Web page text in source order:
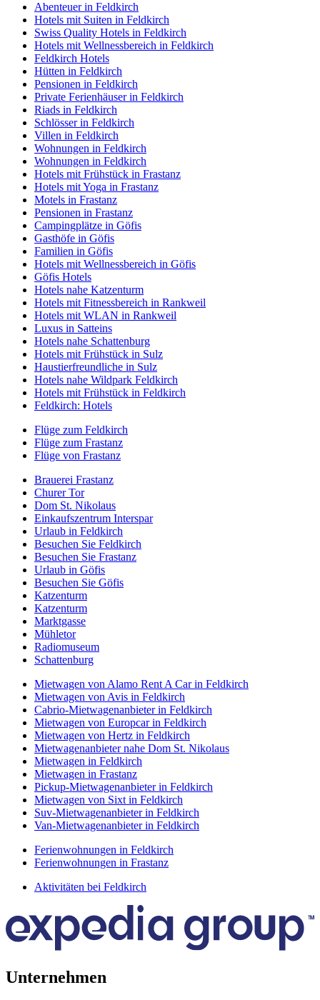
Abenteuer in Feldkirch
Hotels mit Suiten in Feldkirch
Swiss Quality Hotels in Feldkirch
Hotels mit Wellnessbereich in Feldkirch
Feldkirch Hotels
Hütten in Feldkirch
Pensionen in Feldkirch
Private Ferienhäuser in Feldkirch
Riads in Feldkirch
Schlösser in Feldkirch
Villen in Feldkirch
Wohnungen in Feldkirch
Wohnungen in Feldkirch
Hotels mit Frühstück in Frastanz
Hotels mit Yoga in Frastanz
Motels in Frastanz
Pensionen in Frastanz
Campingplätze in Göfis
Gasthöfe in Göfis
Familien in Göfis
Hotels mit Wellnessbereich in Göfis
Göfis Hotels
Hotels nahe Katzenturm
Hotels mit Fitnessbereich in Rankweil
Hotels mit WLAN in Rankweil
Luxus in Satteins
Hotels nahe Schattenburg
Hotels mit Frühstück in Sulz
Haustierfreundliche in Sulz
Hotels nahe Wildpark Feldkirch
Hotels mit Frühstück in Feldkirch
Feldkirch: Hotels
Flüge zum Feldkirch
Flüge zum Frastanz
Flüge von Frastanz
Brauerei Frastanz
Churer Tor
Dom St. Nikolaus
Einkaufszentrum Interspar
Urlaub in Feldkirch
Besuchen Sie Feldkirch
Besuchen Sie Frastanz
Urlaub in Göfis
Besuchen Sie Göfis
Katzenturm
Katzenturm
Marktgasse
Mühletor
Radiomuseum
Schattenburg
Mietwagen von Alamo Rent A Car in Feldkirch
Mietwagen von Avis in Feldkirch
Cabrio-Mietwagenanbieter in Feldkirch
Mietwagen von Europcar in Feldkirch
Mietwagen von Hertz in Feldkirch
Mietwagenanbieter nahe Dom St. Nikolaus
Mietwagen in Feldkirch
Mietwagen in Frastanz
Pickup-Mietwagenanbieter in Feldkirch
Mietwagen von Sixt in Feldkirch
Suv-Mietwagenanbieter in Feldkirch
Van-Mietwagenanbieter in Feldkirch
Ferienwohnungen in Feldkirch
Ferienwohnungen in Frastanz
Aktivitäten bei Feldkirch
Unternehmen